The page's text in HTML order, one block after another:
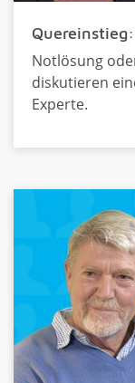
Notlösung
diskutieren
Experte.